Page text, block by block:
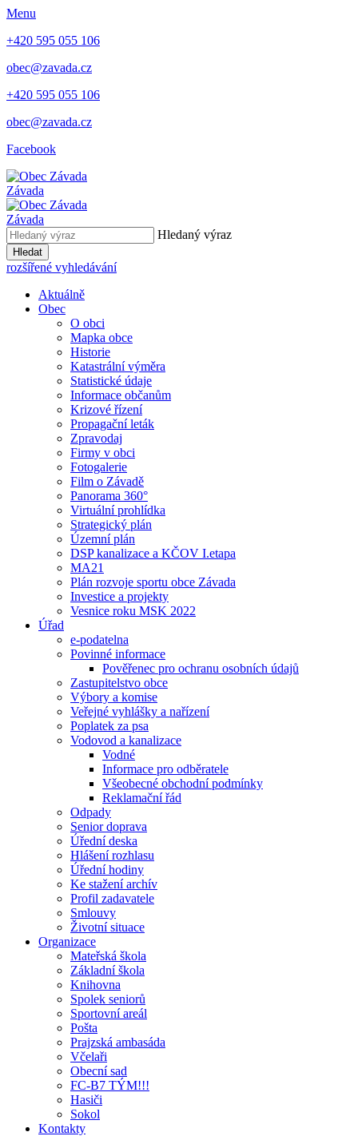
Menu
+420 595 055 106
obec@zavada.cz
+420 595 055 106
obec@zavada.cz
Facebook
Závada
Závada
Hledaný výraz
Hledat
rozšířené vyhledávání
Aktuálně
Obec
O obci
Mapka obce
Historie
Katastrální výměra
Statistické údaje
Informace občanům
Krizové řízení
Propagační leták
Zpravodaj
Firmy v obci
Fotogalerie
Film o Závadě
Panorama 360°
Virtuální prohlídka
Strategický plán
Územní plán
DSP kanalizace a KČOV I.etapa
MA21
Plán rozvoje sportu obce Závada
Investice a projekty
Vesnice roku MSK 2022
Úřad
e-podatelna
Povinné informace
Pověřenec pro ochranu osobních údajů
Zastupitelstvo obce
Výbory a komise
Veřejné vyhlášky a nařízení
Poplatek za psa
Vodovod a kanalizace
Vodné
Informace pro odběratele
Všeobecné obchodní podmínky
Reklamační řád
Odpady
Senior doprava
Úřední deska
Hlášení rozhlasu
Úřední hodiny
Ke stažení archív
Profil zadavatele
Smlouvy
Životní situace
Organizace
Mateřská škola
Základní škola
Knihovna
Spolek seniorů
Sportovní areál
Pošta
Prajzská ambasáda
Včelaři
Obecní sad
FC-B7 TÝM!!!
Hasiči
Sokol
Kontakty